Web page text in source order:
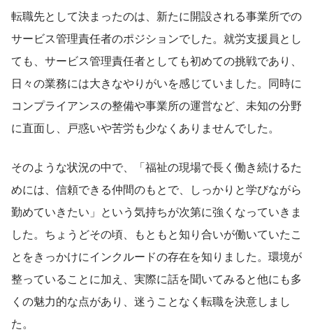
転職先として決まったのは、新たに開設される事業所での
サービス管理責任者のポジションでした。就労支援員とし
ても、サービス管理責任者としても初めての挑戦であり、
日々の業務には大きなやりがいを感じていました。同時に
コンプライアンスの整備や事業所の運営など、未知の分野
に直面し、戸惑いや苦労も少なくありませんでした。
そのような状況の中で、「福祉の現場で長く働き続けるた
めには、信頼できる仲間のもとで、しっかりと学びながら
勤めていきたい」という気持ちが次第に強くなっていきま
した。ちょうどその頃、もともと知り合いが働いていたこ
とをきっかけにインクルードの存在を知りました。環境が
整っていることに加え、実際に話を聞いてみると他にも多
くの魅力的な点があり、迷うことなく転職を決意しまし
た。